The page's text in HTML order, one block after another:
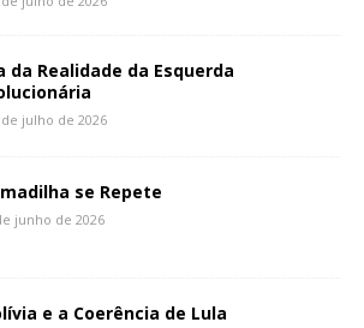
da Realidade da Esquerda
de julho de 2026
se Repete
junho de 2026
e a Coerência de Lula